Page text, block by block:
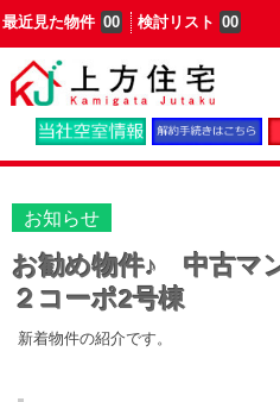
最近見た物件 00 検討リスト 00
お知らせ
お勧め物件♪ 中古マ
２コーポ2号棟
新着物件の紹介です。